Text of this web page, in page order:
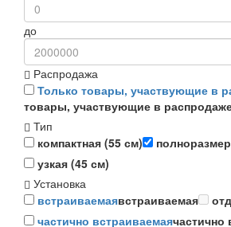
до
Распродажа
Только товары, участвующие в
товары, участвующие в
Тип
компактная (55 см)
узкая (45 см)
Установка
встраиваемаявстраиваемая
частично встраиваемаячастично